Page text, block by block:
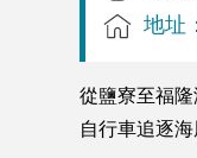
地址
從鹽寮至福
自行車追逐